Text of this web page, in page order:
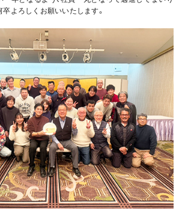
卒よろしくお願いいたします。